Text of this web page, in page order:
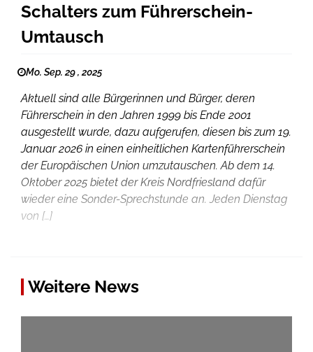
Schalters zum Führerschein-
Umtausch
Mo. Sep. 29 , 2025
Aktuell sind alle Bürgerinnen und Bürger, deren
Führerschein in den Jahren 1999 bis Ende 2001
ausgestellt wurde, dazu aufgerufen, diesen bis zum 19.
Januar 2026 in einen einheitlichen Kartenführerschein
der Europäischen Union umzutauschen. Ab dem 14.
Oktober 2025 bietet der Kreis Nordfriesland dafür
wieder eine Sonder-Sprechstunde an. Jeden Dienstag
von […]
Weitere News